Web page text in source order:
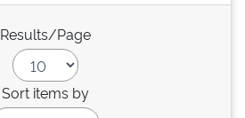
Results/Page
Sort items by